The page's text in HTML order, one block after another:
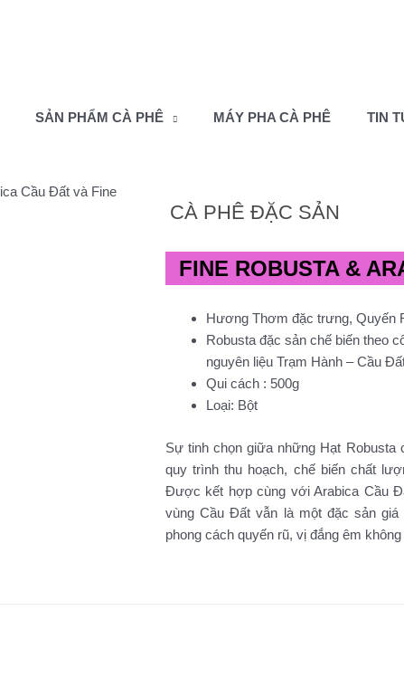
SẢN PHẨM CÀ PHÊ MÁY PHA CÀ PHÊ TIN
CÀ PHÊ ĐẶC SẢN
FINE ROBUSTA &
Hương Thơm đặc trưng, Quyến
Robusta đặc sản chế biến theo
nguyên liệu Trạm Hành – Cầu
Qui cách : 500g
Loại: Bột
Sự tinh chọn giữa những Hạt
quy trình thu hoạch, chế biến chất
Được kết hợp cùng với Arabica Cầu
vùng Cầu Đất vẫn là một đặc sản
phong cách quyến rũ, vị đắng êm